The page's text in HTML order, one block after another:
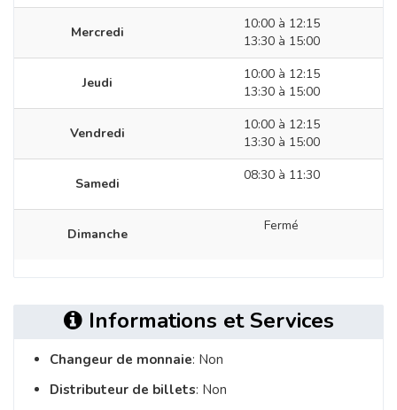
Mercredi
10:00 à 12:15
13:30 à 15:00
Jeudi
10:00 à 12:15
13:30 à 15:00
Vendredi
10:00 à 12:15
13:30 à 15:00
Samedi
08:30 à 11:30
Dimanche
Fermé
Informations et Services
Changeur de monnaie: Non
Distributeur de billets: Non